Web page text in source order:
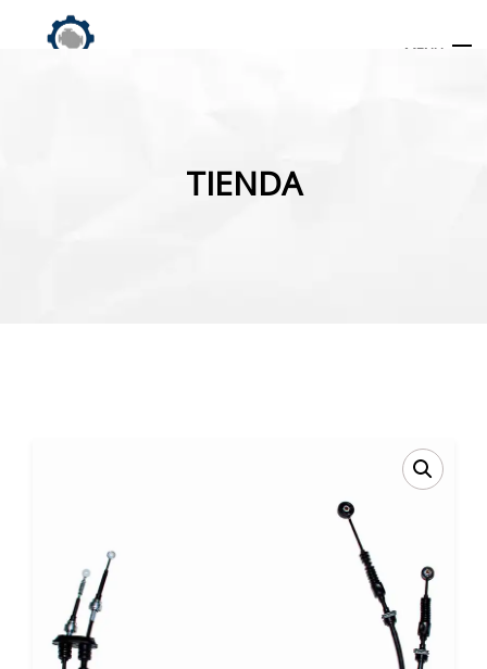
MENU
TIENDA